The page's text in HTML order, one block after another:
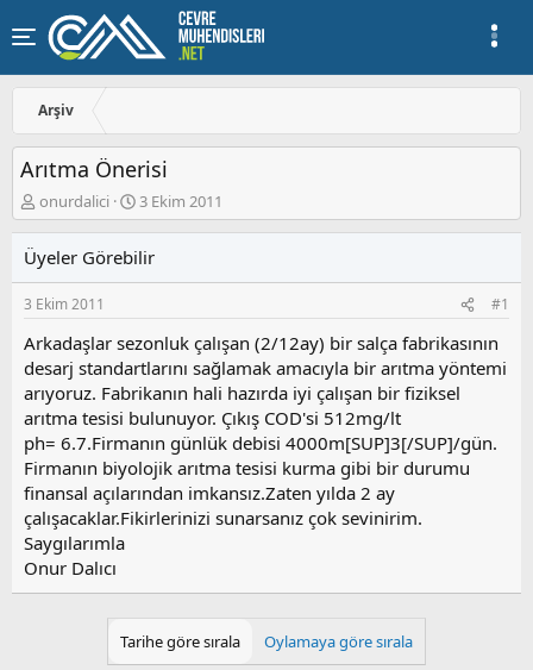
Arşiv
Arıtma Önerisi
K
o
u
y
u
a
ş
l
a
t
a
n
onurdalici
B
a
l
a
ı
ç
t
a
r
i
h
i
3 Ekim 2011
Üyeler Görebilir
3 Ekim 2011 #1
Arkadaşlar sezonluk çalışan (2/12ay) bir salça fabrikasının
desarj standartlarını sağlamak amacıyla bir arıtma yöntemi
arıyoruz. Fabrikanın hali hazırda iyi çalışan bir fiziksel
arıtma tesisi bulunuyor. Çıkış COD'si 512mg/lt
ph= 6.7.Firmanın günlük debisi 4000m[SUP]3[/SUP]/gün.
Firmanın biyolojik arıtma tesisi kurma gibi bir durumu
finansal açılarından imkansız.Zaten yılda 2 ay
çalışacaklar.Fikirlerinizi sunarsanız çok sevinirim.
Saygılarımla
Onur Dalıcı
Tarihe göre sırala Oylamaya göre sırala